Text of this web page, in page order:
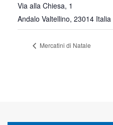
Via alla Chiesa, 1
Andalo Valtellino, 23014 Italia
Mercatini di Natale